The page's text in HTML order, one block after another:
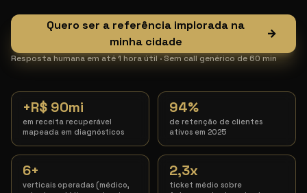
Quero ser a referência implorada na
minha cidade
→
Resposta humana em até 1 hora útil · Sem call genérico de 60 min
+R$ 90mi
em receita recuperável
mapeada em diagnósticos
94%
de retenção de clientes
ativos em 2025
6+
verticais operadas (médico,
2,3x
ticket médio sobre